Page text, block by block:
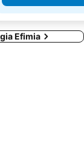
Efimia